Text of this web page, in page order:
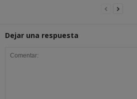
Dejar una respuesta